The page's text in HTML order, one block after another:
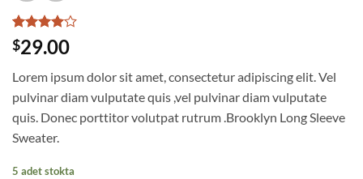
3
müşteri
puanına
5
üzerinden
4puan
aldı
$29.00
Lorem ipsum dolor sit amet, consectetur adipiscing elit. Vel
pulvinar diam vulputate quis ,vel pulvinar diam vulputate
quis. Donec porttitor volutpat rutrum .Brooklyn Long Sleeve
Sweater.
5 adet stokta